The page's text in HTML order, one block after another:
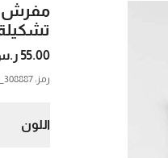
مفرش
55.00 ر.س.
رمز:
308887_CNB
اللون